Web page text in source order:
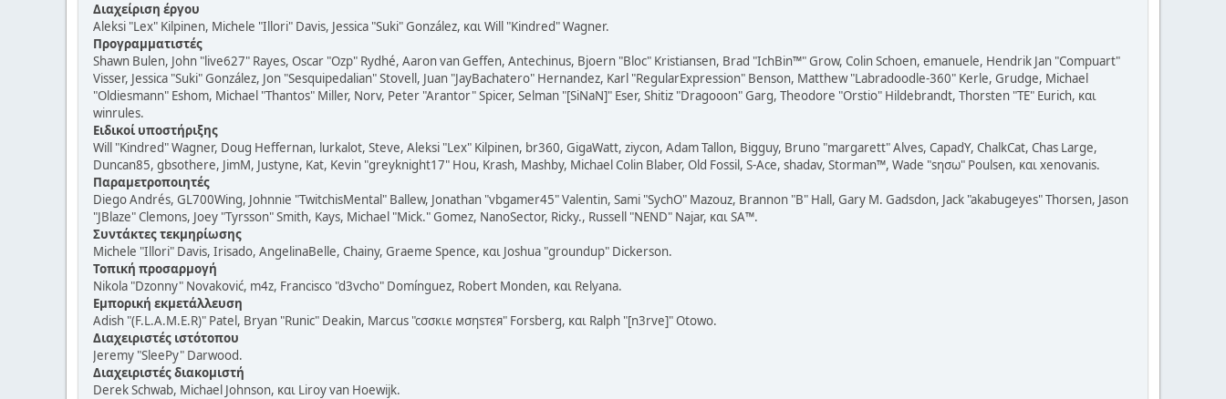
Διαχείριση έργου
Aleksi "Lex" Kilpinen, Michele "Illori" Davis, Jessica "Suki" González, και Will "Kindred" Wagner.
Προγραμματιστές
Shawn Bulen, John "live627" Rayes, Oscar "Ozp" Rydhé, Aaron van Geffen, Antechinus, Bjoern "Bloc" Kristiansen, Brad "IchBin™" Grow, Colin Schoen, emanuele, Hendrik Jan "Compuart"
Visser, Jessica "Suki" González, Jon "Sesquipedalian" Stovell, Juan "JayBachatero" Hernandez, Karl "RegularExpression" Benson, Matthew "Labradoodle-360" Kerle, Grudge, Michael
"Oldiesmann" Eshom, Michael "Thantos" Miller, Norv, Peter "Arantor" Spicer, Selman "[SiNaN]" Eser, Shitiz "Dragooon" Garg, Theodore "Orstio" Hildebrandt, Thorsten "TE" Eurich, και
winrules.
Ειδικοί υποστήριξης
Will "Kindred" Wagner, Doug Heffernan, lurkalot, Steve, Aleksi "Lex" Kilpinen, br360, GigaWatt, ziycon, Adam Tallon, Bigguy, Bruno "margarett" Alves, CapadY, ChalkCat, Chas Large,
Duncan85, gbsothere, JimM, Justyne, Kat, Kevin "greyknight17" Hou, Krash, Mashby, Michael Colin Blaber, Old Fossil, S-Ace, shadav, Storman™, Wade "sησω" Poulsen, και xenovanis.
Παραμετροποιητές
Diego Andrés, GL700Wing, Johnnie "TwitchisMental" Ballew, Jonathan "vbgamer45" Valentin, Sami "SychO" Mazouz, Brannon "B" Hall, Gary M. Gadsdon, Jack "akabugeyes" Thorsen, Jason
"JBlaze" Clemons, Joey "Tyrsson" Smith, Kays, Michael "Mick." Gomez, NanoSector, Ricky., Russell "NEND" Najar, και SA™.
Συντάκτες τεκμηρίωσης
Michele "Illori" Davis, Irisado, AngelinaBelle, Chainy, Graeme Spence, και Joshua "groundup" Dickerson.
Τοπική προσαρμογή
Nikola "Dzonny" Novaković, m4z, Francisco "d3vcho" Domínguez, Robert Monden, και Relyana.
Εμπορική εκμετάλλευση
Adish "(F.L.A.M.E.R)" Patel, Bryan "Runic" Deakin, Marcus "cσσкιє мσηѕтєя" Forsberg, και Ralph "[n3rve]" Otowo.
Διαχειριστές ιστότοπου
Jeremy "SleePy" Darwood.
Διαχειριστές διακομιστή
Derek Schwab, Michael Johnson, και Liroy van Hoewijk.